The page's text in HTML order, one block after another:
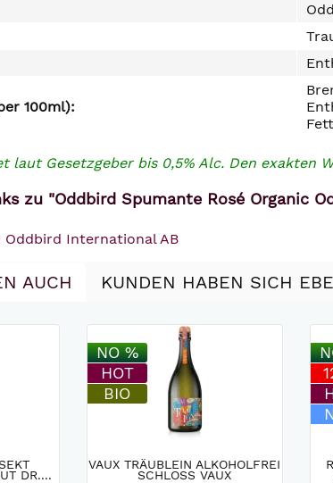
100ml):
laut Gesetzgeber bis 0,5% Alc. Den exakten
zu "Oddbird Spumante Rosé Organic
Oddbird International AB
AUCH KUNDEN HABEN SICH
DR....
NO %
HOT
BIO
VAUX TRÄUBLEIN ALKOHOLFREI
SCHLOSS VAUX